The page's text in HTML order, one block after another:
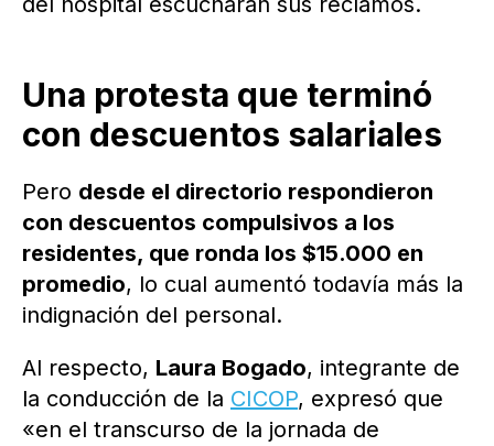
Una protesta que terminó
con descuentos salariales
Pero desde el directorio respondieron
con descuentos compulsivos a los
residentes, que ronda los $15.000 en
promedio, lo cual aumentó todavía más la
indignación del personal.
Al respecto, Laura Bogado, integrante de
la conducción de la CICOP, expresó que
«en el transcurso de la jornada de